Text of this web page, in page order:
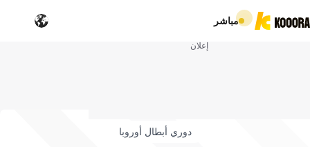
مباشر
إعلان
دوري أبطال أوروبا